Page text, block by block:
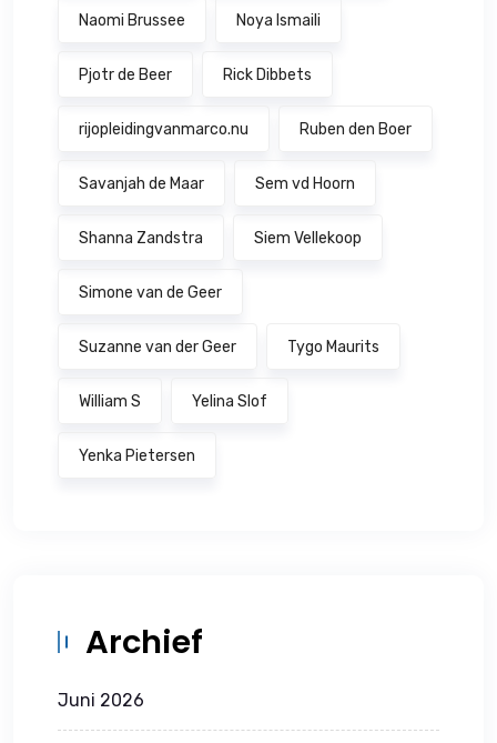
Naomi Brussee Noya Ismaili
Pjotr de Beer Rick Dibbets
rijopleidingvanmarco.nu Ruben den Boer
Savanjah de Maar Sem vd Hoorn
Shanna Zandstra Siem Vellekoop
Simone van de Geer
Suzanne van der Geer Tygo Maurits
William S Yelina Slof
Yenka Pietersen
Archief
Juni 2026